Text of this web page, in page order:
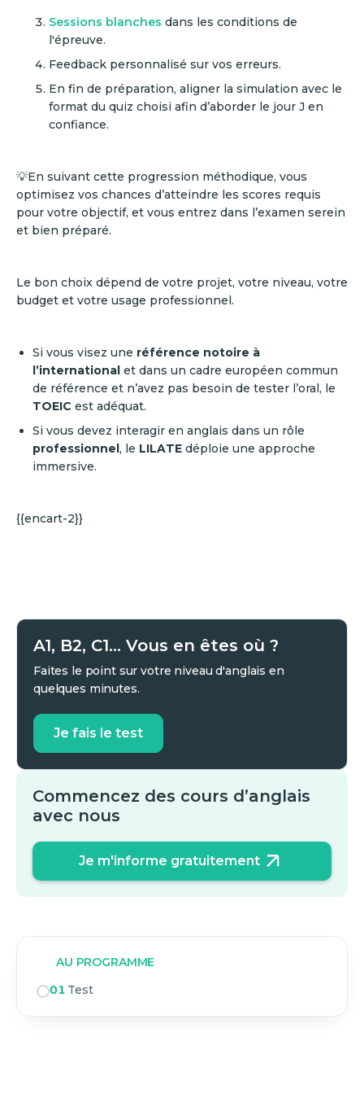
Sessions blanches dans les conditions de
l'épreuve.
Feedback personnalisé sur vos erreurs.
En fin de préparation, aligner la simulation avec le
format du quiz choisi afin d’aborder le jour J en
confiance.
💡En suivant cette progression méthodique, vous
optimisez vos chances d’atteindre les scores requis
pour votre objectif, et vous entrez dans l’examen serein
et bien préparé.
Le bon choix dépend de votre projet, votre niveau, votre
budget et votre usage professionnel.
Si vous visez une référence notoire à
l’international et dans un cadre européen commun
de référence et n’avez pas besoin de tester l’oral, le
TOEIC est adéquat.
Si vous devez interagir en anglais dans un rôle
professionnel, le LILATE déploie une approche
immersive.
{{encart-2}}
A1, B2, C1... Vous en êtes où ?
Faites le point sur votre niveau d'anglais en
quelques minutes.
Je fais le test
Commencez des cours d’anglais
avec nous
Je m'informe gratuitement
AU PROGRAMME
01 Test